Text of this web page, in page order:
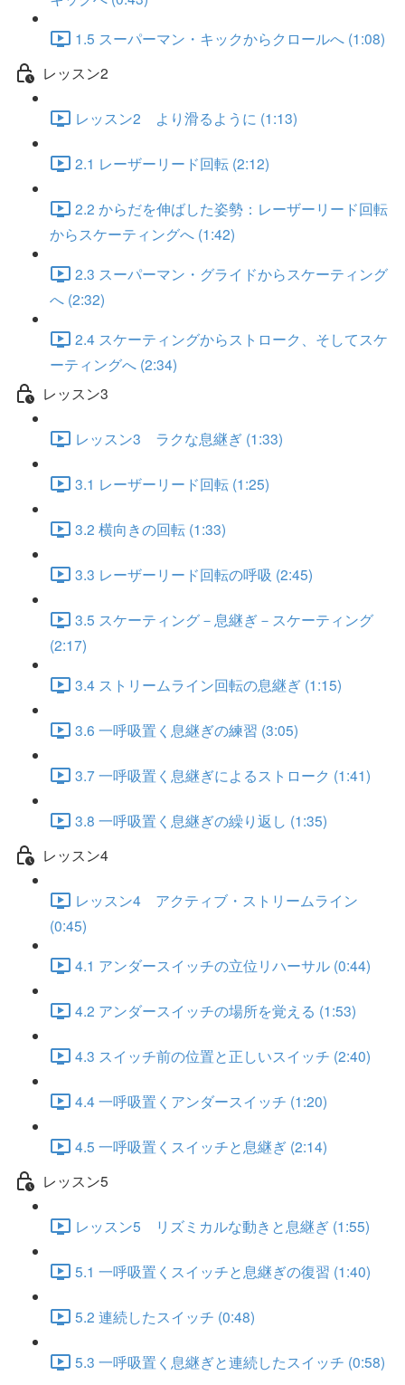
1.5 スーパーマン・キックからクロールへ (1:08)
レッスン2
レッスン2 より滑るように (1:13)
2.1 レーザーリード回転 (2:12)
2.2 からだを伸ばした姿勢：レーザーリード回転
からスケーティングへ (1:42)
2.3 スーパーマン・グライドからスケーティング
へ (2:32)
2.4 スケーティングからストローク、そしてスケ
ーティングへ (2:34)
レッスン3
レッスン3 ラクな息継ぎ (1:33)
3.1 レーザーリード回転 (1:25)
3.2 横向きの回転 (1:33)
3.3 レーザーリード回転の呼吸 (2:45)
3.5 スケーティング－息継ぎ－スケーティング
(2:17)
3.4 ストリームライン回転の息継ぎ (1:15)
3.6 一呼吸置く息継ぎの練習 (3:05)
3.7 一呼吸置く息継ぎによるストローク (1:41)
3.8 一呼吸置く息継ぎの繰り返し (1:35)
レッスン4
レッスン4 アクティブ・ストリームライン
(0:45)
4.1 アンダースイッチの立位リハーサル (0:44)
4.2 アンダースイッチの場所を覚える (1:53)
4.3 スイッチ前の位置と正しいスイッチ (2:40)
4.4 一呼吸置くアンダースイッチ (1:20)
4.5 一呼吸置くスイッチと息継ぎ (2:14)
レッスン5
レッスン5 リズミカルな動きと息継ぎ (1:55)
5.1 一呼吸置くスイッチと息継ぎの復習 (1:40)
5.2 連続したスイッチ (0:48)
5.3 一呼吸置く息継ぎと連続したスイッチ (0:58)